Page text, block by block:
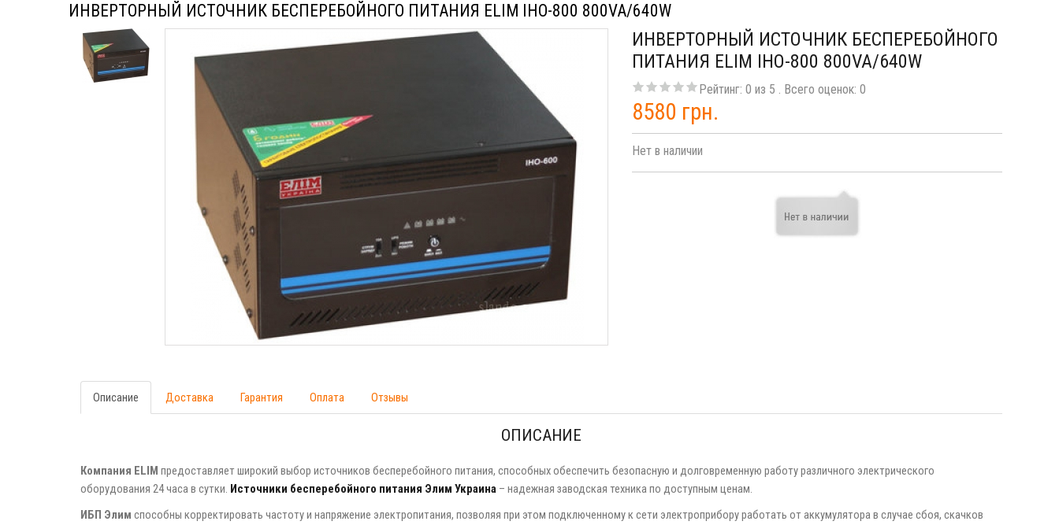
ИНВЕРТОРНЫЙ ИСТОЧНИК БЕСПЕРЕБОЙНОГО ПИТАНИЯ ELIM ІНО-800 800VA/640W
ИНВЕРТОРНЫЙ ИСТОЧНИК БЕСПЕРЕБОЙНОГО
ПИТАНИЯ ELIM ІНО-800 800VA/640W
Рейтинг: 0 из 5 . Всего оценок: 0
8580 грн.
Нет в наличии
Описание Доставка Гарантия Оплата Отзывы
ОПИСАНИЕ
Компания ELIM предоставляет широкий выбор источников бесперебойного питания, способных обеспечить безопасную и долговременную работу различного электрического
оборудования 24 часа в сутки. Источники бесперебойного питания Элим Украина – надежная заводская техника по доступным ценам.
ИБП Элим способны корректировать частоту и напряжение электропитания, позволяя при этом подключенному к сети электроприбору работать от аккумулятора в случае сбоя, скачков